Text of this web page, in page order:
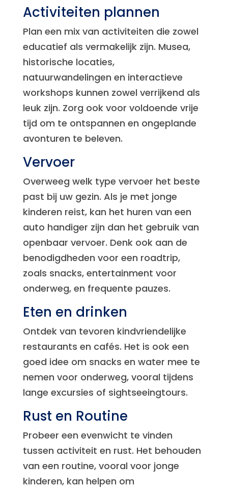
Activiteiten plannen
Plan een mix van activiteiten die zowel
educatief als vermakelijk zijn. Musea,
historische locaties,
natuurwandelingen en interactieve
workshops kunnen zowel verrijkend als
leuk zijn. Zorg ook voor voldoende vrije
tijd om te ontspannen en ongeplande
avonturen te beleven.
Vervoer
Overweeg welk type vervoer het beste
past bij uw gezin. Als je met jonge
kinderen reist, kan het huren van een
auto handiger zijn dan het gebruik van
openbaar vervoer. Denk ook aan de
benodigdheden voor een roadtrip,
zoals snacks, entertainment voor
onderweg, en frequente pauzes.
Eten en drinken
Ontdek van tevoren kindvriendelijke
restaurants en cafés. Het is ook een
goed idee om snacks en water mee te
nemen voor onderweg, vooral tijdens
lange excursies of sightseeingtours.
Rust en Routine
Probeer een evenwicht te vinden
tussen activiteit en rust. Het behouden
van een routine, vooral voor jonge
kinderen, kan helpen om